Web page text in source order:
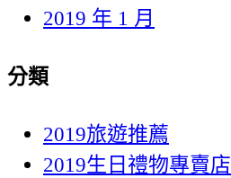
2019 年 1 月
分類
2019旅遊推薦
2019生日禮物專賣店